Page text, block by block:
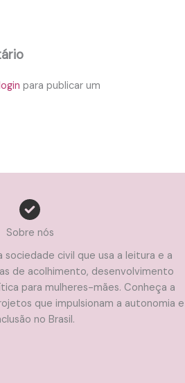
para publicar um
Sobre nós
sociedade civil que usa a leitura e a
de acolhimento, desenvolvimento
para mulheres-mães. Conheça a
que impulsionam a autonomia e
no Brasil.